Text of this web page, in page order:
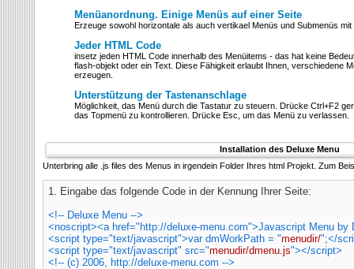
Menüanordnung. Einige Menüs auf einer Seite
Erzeuge sowohl horizontale als auch vertikael Menüs und Submenüs
Jeder HTML Code
insetz jeden HTML Code innerhalb des Menüitems - das hat keine
flash-objekt oder ein Text. Diese Fähigkeit erlaubt Ihnen, verschiedene
erzeugen.
Unterstützung der Tastenanschlage
Möglichkeit, das Menü durch die Tastatur zu steuern. Drücke Ctrl+F2
das Topmenü zu kontrollieren. Drücke Esc, um das Menü zu verlassen.
Installation des Deluxe Menu
Unterbring alle .js files des Menus in irgendein Folder Ihres html Projekt. Zum
1. Eingabe das folgende Code in der Kennung Ihrer Seite:
<!-- Deluxe Menu -->
<noscript><a href="http://deluxe-menu.com">Javascript Menu by
<script type="text/javascript">var dmWorkPath = "menudir/";</
<script type="text/javascript" src="menudir/dmenu.js"></script>
<!-- (c) 2006, http://deluxe-menu.com -->